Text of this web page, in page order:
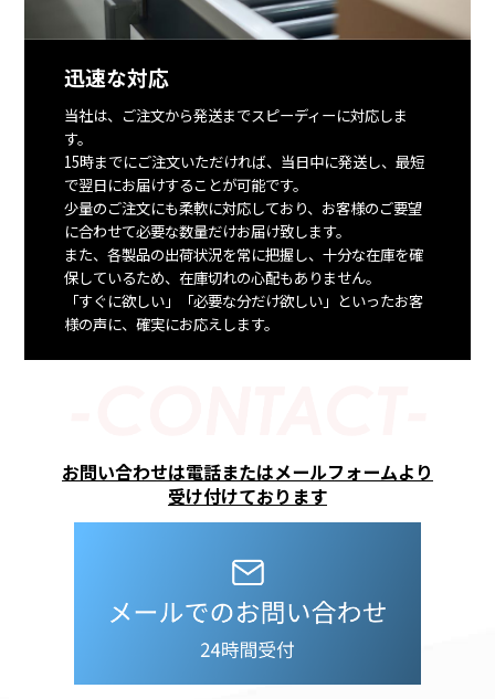
迅速な対応
当社は、ご注文から発送までスピーディーに対応しま
す。
15時までにご注文いただければ、当日中に発送し、最短
で翌日にお届けすることが可能です。
少量のご注文にも柔軟に対応しており、お客様のご要望
に合わせて必要な数量だけお届け致します。
また、各製品の出荷状況を常に把握し、十分な在庫を確
保しているため、在庫切れの心配もありません。
「すぐに欲しい」「必要な分だけ欲しい」といったお客
様の声に、確実にお応えします。
お問い合わせは電話またはメールフォームより
​​​​​​​受け付けております